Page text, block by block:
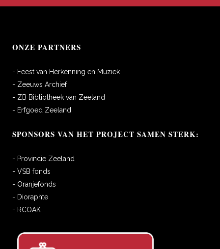
ONZE PARTNERS
- Feest van Herkenning en Muziek
- Zeeuws Archief
- ZB Bibliotheek van Zeeland
- Erfgoed Zeeland
SPONSORS VAN HET PROJECT SAMEN STERK:
- Provincie Zeeland
- VSB fonds
- Oranjefonds
- Dioraphte
- RCOAK